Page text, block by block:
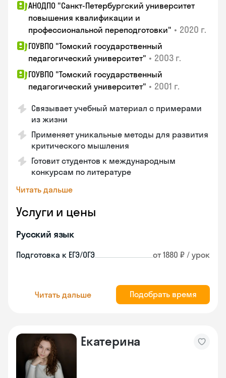
АНОДПО "Санкт-Петербургский университет
повышения квалификации и
профессиональной переподготовки" • 2020 г.
ГОУВПО "Томский государственный
педагогический университет" • 2003 г.
ГОУВПО "Томский государственный
педагогический университет" • 2001 г.
Связывает учебный материал с примерами
из жизни
Применяет уникальные методы для развития
критического мышления
Готовит студентов к международным
конкурсам по литературе
Читать дальше
Услуги и цены
Русский язык
Подготовка к ЕГЭ/ОГЭ от 1880 ₽ / урок
Читать дальше Подобрать время
Екатерина